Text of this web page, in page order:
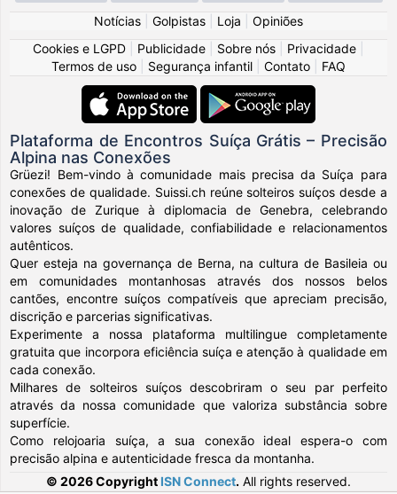
Notícias Golpistas Loja
Opiniões
Cookies e LGPD
Publicidade Sobre nós Privacidade
Termos de uso
Segurança infantil Contato FAQ
Plataforma de Encontros Suíça Grátis – Precisão
Alpina nas Conexões
Grüezi! Bem-vindo à comunidade mais precisa da Suíça para
conexões de qualidade. Suissi.ch reúne solteiros suíços desde a
inovação de Zurique à diplomacia de Genebra, celebrando
valores suíços de qualidade, confiabilidade e relacionamentos
autênticos.
Quer esteja na governança de Berna, na cultura de Basileia ou
em comunidades montanhosas através dos nossos belos
cantões, encontre suíços compatíveis que apreciam precisão,
discrição e parcerias significativas.
Experimente a nossa plataforma multilingue completamente
gratuita que incorpora eficiência suíça e atenção à qualidade em
cada conexão.
Milhares de solteiros suíços descobriram o seu par perfeito
através da nossa comunidade que valoriza substância sobre
superfície.
Como relojoaria suíça, a sua conexão ideal espera-o com
precisão alpina e autenticidade fresca da montanha.
© 2026 Copyright ISN Connect. All rights reserved.